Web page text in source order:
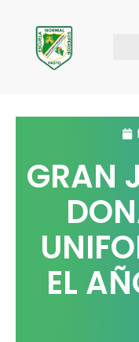
contenido
GRAN
EL